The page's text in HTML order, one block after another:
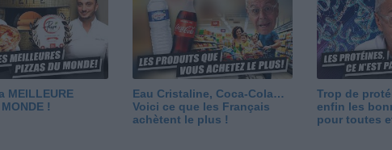
MEILLEURE
!
Eau Cristaline, Coca-Cola…
Voici ce que les Français
achètent le plus !
Trop de
enfin les
pour toutes